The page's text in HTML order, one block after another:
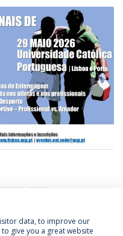
data, to improve our
give you a great website